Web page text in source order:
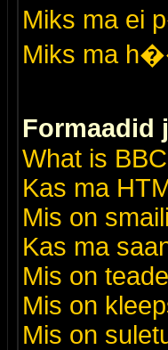
Miks ma ei
Miks ma
What is
Kas ma
Mis on
Kas ma
Mis on
Mis on
Mis on